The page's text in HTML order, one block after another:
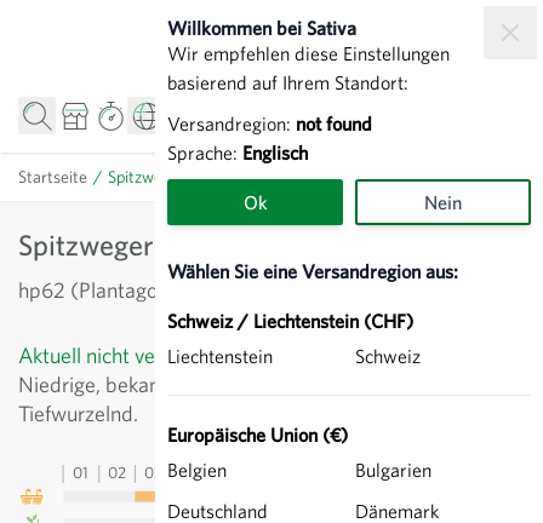
Willkommen bei Sativa
Wir empfehlen diese Einstellungen
basierend auf Ihrem Standort:
Versandregion: not found
Sprache: Englisch
Ok Nein
Wählen Sie eine Versandregion aus:
Schweiz / Liechtenstein (CHF)
Liechtenstein
Schweiz
Europäische Union (€)
Belgien
Bulgarien
Deutschland
Dänemark
Startseite / Spitzwegerich - Plantago lanceolata
Spitzwegerich - Plantago lanceolata
hp62 (Plantago lanceolata)
Aktuell nicht verfügbar
Niedrige, bekannte Heilpflanze aus Europa.
Tiefwurzelnd.
01 02 03 04 05 09 10